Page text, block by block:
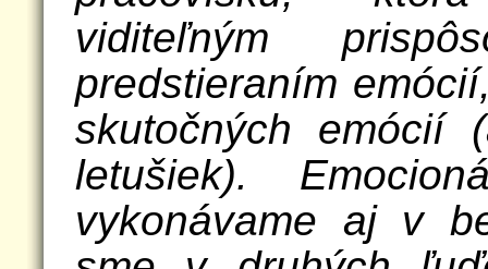
viditeľným
predstieraním
skutočných emócií
letušiek).
vykonávame aj v